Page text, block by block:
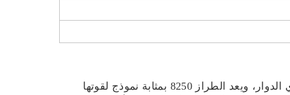
من بين العلامات التجارية البارزة لأفضل الحصادات، تقف CASE كمثال لتكوين التدفق المحوري أحادي الدوار، ويعد الطراز 8250 بمثابة نموذج لقوتها